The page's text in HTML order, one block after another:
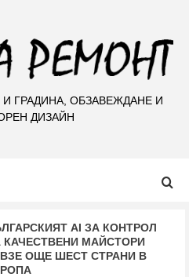
ГРАДИНА, ОБЗАВЕЖДАНЕ И
ДИЗАЙН
ДА ИЗБЕРЕМ ОСВЕТЛЕНИЕ
ДОМА С DESIGNZONE.BG